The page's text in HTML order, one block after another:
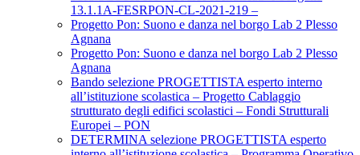
13.1.1A-FESRPON-CL-2021-219 –
Progetto Pon: Suono e danza nel borgo Lab 2 Plesso
Agnana
Progetto Pon: Suono e danza nel borgo Lab 2 Plesso
Agnana
Bando selezione PROGETTISTA esperto interno
all’istituzione scolastica – Progetto Cablaggio
strutturato degli edifici scolastici – Fondi Strutturali
Europei – PON
DETERMINA selezione PROGETTISTA esperto